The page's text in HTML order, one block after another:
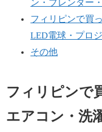
ン・ブレンダー
フィリピンで買
LED電球・プロ
その他
フィリピンで
エアコン・洗